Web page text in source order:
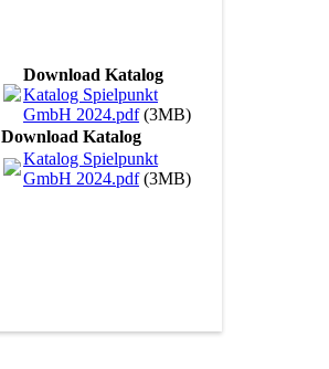
Download Katalog
Katalog Spielpunkt
GmbH 2024.pdf(3MB)
Download Katalog
Katalog Spielpunkt
GmbH 2024.pdf(3MB)